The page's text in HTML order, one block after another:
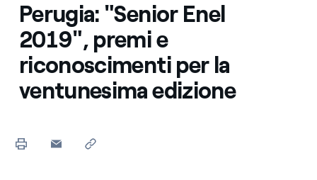
Perugia: "Senior Enel
2019", premi e
riconoscimenti per la
ventunesima edizione